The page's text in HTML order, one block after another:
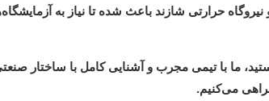
نیروگاه حرارتی شازند باعث شده تا نیاز به
ما با تیمی مجرب و آشنایی کامل با ساختار
می‌کنیم.